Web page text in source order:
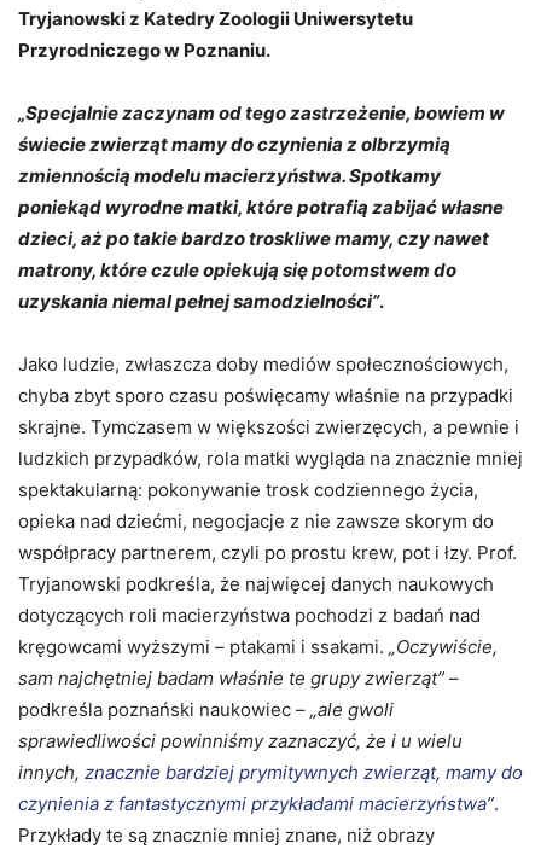
Tryjanowski z Katedry Zoologii Uniwersytetu
Przyrodniczego w Poznaniu.
„Specjalnie zaczynam od tego zastrzeżenie, bowiem w
świecie zwierząt mamy do czynienia z olbrzymią
zmiennością modelu macierzyństwa. Spotkamy
poniekąd wyrodne matki, które potrafią zabijać własne
dzieci, aż po takie bardzo troskliwe mamy, czy nawet
matrony, które czule opiekują się potomstwem do
uzyskania niemal pełnej samodzielności”.
Jako ludzie, zwłaszcza doby mediów społecznościowych,
chyba zbyt sporo czasu poświęcamy właśnie na przypadki
skrajne. Tymczasem w większości zwierzęcych, a pewnie i
ludzkich przypadków, rola matki wygląda na znacznie mniej
spektakularną: pokonywanie trosk codziennego życia,
opieka nad dziećmi, negocjacje z nie zawsze skorym do
współpracy partnerem, czyli po prostu krew, pot i łzy. Prof.
Tryjanowski podkreśla, że najwięcej danych naukowych
dotyczących roli macierzyństwa pochodzi z badań nad
kręgowcami wyższymi – ptakami i ssakami. „Oczywiście,
sam najchętniej badam właśnie te grupy zwierząt” –
podkreśla poznański naukowiec – „ale gwoli
sprawiedliwości powinniśmy zaznaczyć, że i u wielu
innych, znacznie bardziej prymitywnych zwierząt, mamy do
czynienia z fantastycznymi przykładami macierzyństwa”.
Przykłady te są znacznie mniej znane, niż obrazy